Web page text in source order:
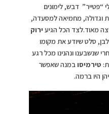
“פטייר” דבש, לימונים
וגדולה, מחמיאה למסעדה,
מאוד.לצד הכל הגיע ירוק
סלט שיודע את מקומו
שנשבענו ונהנינו מכל רגע
טירמיסו במנה שאפשר
היו ברמה.